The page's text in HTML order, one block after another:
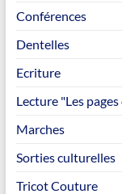
Conférences
Dentelles
Ecriture
Lecture "Les
Marches
Sorties culturelles
Tricot Couture